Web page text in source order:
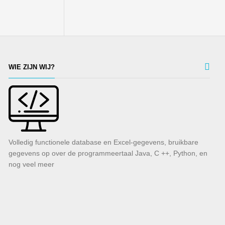
WIE ZIJN WIJ?
Volledig functionele database en Excel-gegevens, bruikbare
gegevens op over de programmeertaal Java, C ++, Python, en
nog veel meer